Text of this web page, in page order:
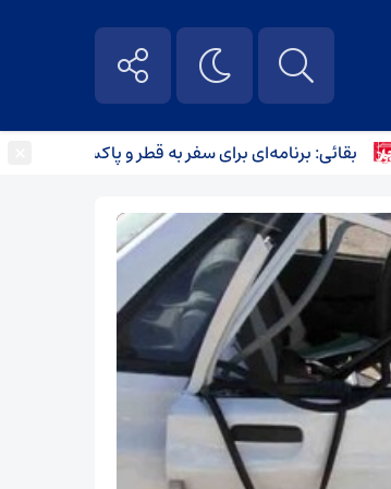
بقائی: برنامه‌ای برای سفر به قطر و پاکستان نداریم